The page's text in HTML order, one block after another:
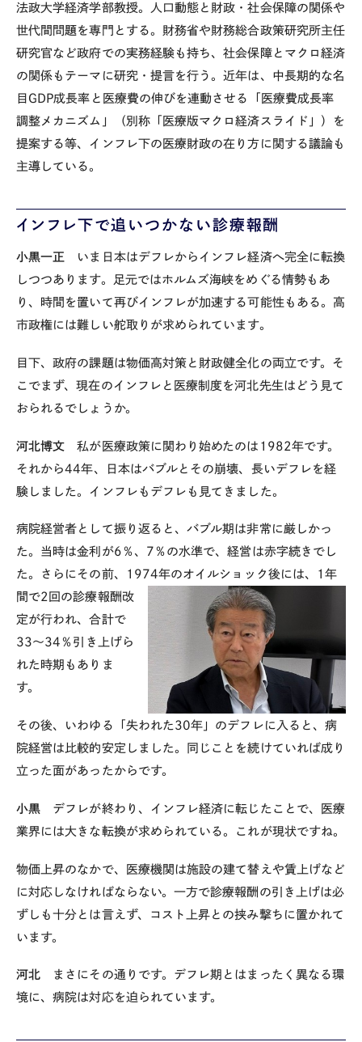
法政大学経済学部教授。人口動態と財政・社会保障の関係や
世代間問題を専門とする。財務省や財務総合政策研究所主任
研究官など政府での実務経験も持ち、社会保障とマクロ経済
の関係もテーマに研究・提言を行う。近年は、中長期的な名
目 GDP成長率と医療費の伸びを連動させる「医療費成長率
調整メカニズム」（別称「医療版マクロ経済スライド」）を
提案する等、インフレ下の医療財政の在り方に関する議論も
主導している。
インフレ下で追いつかない診療報酬
小黒一正 いま日本はデフレからインフレ経済へ完全に転換
しつつあります。足元ではホルムズ海峡をめぐる情勢もあ
り、時間を置いて再びインフレが加速する可能性もある。高
市政権には難しい舵取りが求められています。
目下、政府の課題は物価高対策と財政健全化の両立です。そ
こでまず、現在のインフレと医療制度を河北先生はどう見て
おられるでしょうか。
河北博文 私が医療政策に関わり始めたのは 1982年です。
それから44年、日本はバブルとその崩壊、長いデフレを経
験しました。インフレもデフレも見てきました。
病院経営者として振り返ると、バブル期は非常に厳しかっ
た。当時は金利が6 ％、 7 ％の水準で、経営は赤字続きでし
た。さらにその前、
1974年のオイルショック後には、 1年
間で2 回の診療報酬改
定が行われ、合計で
33〜34％引き上げら
れた時期もありま
す。
その後、いわゆる「失われた 30年」のデフレに入ると、病
院経営は比較的安定しました。同じことを続けていれば成り
立った面があったからです。
小黒 デフレが終わり、インフレ経済に転じたことで、医療
業界には大きな転換が求められている。これが現状ですね。
物価上昇のなかで、医療機関は施設の建て替えや賃上げなど
に対応しなければならない。一方で診療報酬の引き上げは必
ずしも十分とは言えず、コスト上昇との挟み撃ちに置かれて
います。
河北 まさにその通りです。デフレ期とはまったく異なる環
境に、病院は対応を迫られています。